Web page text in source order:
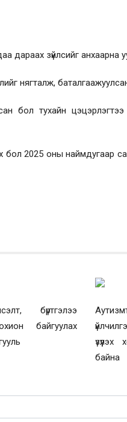
дараах зүйлсийг анхаарна
нягталж,
бол тухайн цэцэрлэгтээ
бол 2025 оны наймдугаар
бүртгэлээ
байгуулах
байна